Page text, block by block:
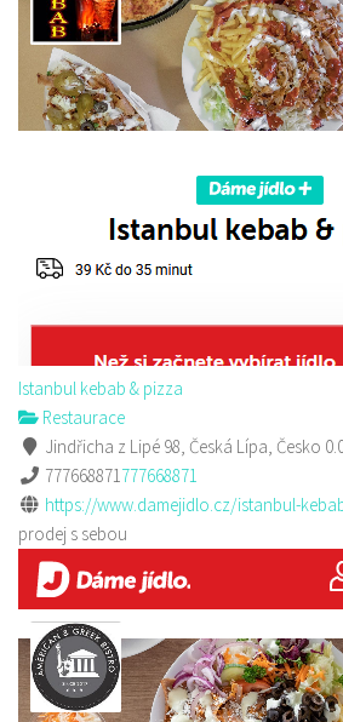
Istanbul kebab & pizza
Restaurace
Jindřicha z Lipé 98, Česká Lípa, Česko
777668871777668871
https://www.damejidlo.cz/istanbul-
prodej s sebou